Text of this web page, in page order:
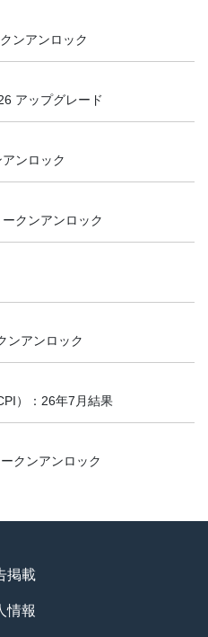
ンアンロック
アップグレード
ンロック
クンアンロック
ンアンロック
）：26年7月結果
クンアンロック
掲載
情報